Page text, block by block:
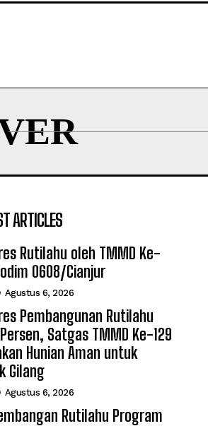
ARTICLES
Rutilahu oleh TMMD Ke-
0608/Cianjur
Agustus 6, 2026
Pembangunan Rutilahu
Satgas TMMD Ke-129
Hunian Aman untuk
Gilang
Agustus 6, 2026
Rutilahu Program